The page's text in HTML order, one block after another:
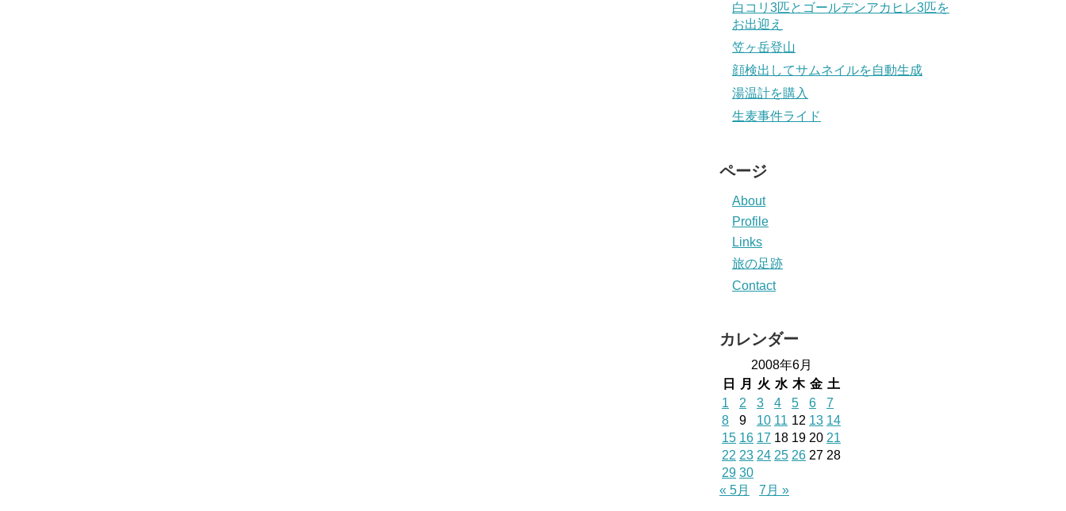
白コリ3匹とゴールデンアカヒレ3匹を
お出迎え
笠ヶ岳登山
顔検出してサムネイルを自動生成
湯温計を購入
生麦事件ライド
ページ
About
Profile
Links
旅の足跡
Contact
カレンダー
2008年6月
日
月 火 水 木 金 土
1
2 3 4 5 6
7
8
9 10 11 12 13 14
15 16 17 18 19 20 21
22 23 24 25 26 27 28
29 30
« 5月
7月 »